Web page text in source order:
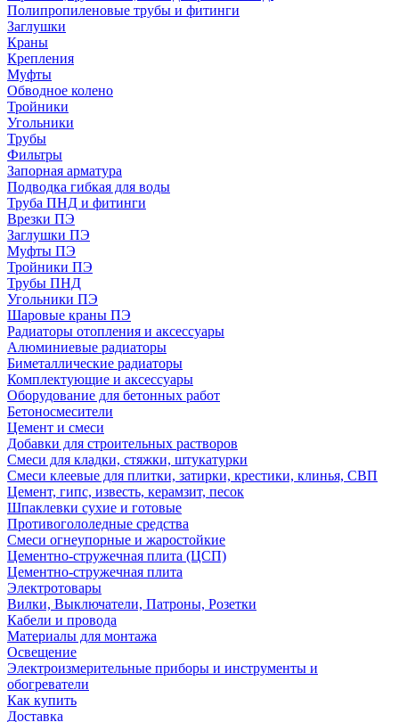
Полипропиленовые трубы и фитинги
Заглушки
Краны
Крепления
Муфты
Обводное колено
Тройники
Угольники
Трубы
Фильтры
Запорная арматура
Подводка гибкая для воды
Труба ПНД и фитинги
Врезки ПЭ
Заглушки ПЭ
Муфты ПЭ
Тройники ПЭ
Трубы ПНД
Угольники ПЭ
Шаровые краны ПЭ
Радиаторы отопления и аксессуары
Алюминиевые радиаторы
Биметаллические радиаторы
Комплектующие и аксессуары
Оборудование для бетонных работ
Бетоносмесители
Цемент и смеси
Добавки для строительных растворов
Смеси для кладки, стяжки, штукатурки
Смеси клеевые для плитки, затирки, крестики, клинья, СВП
Цемент, гипс, известь, керамзит, песок
Шпаклевки сухие и готовые
Противогололедные средства
Смеси огнеупорные и жаростойкие
Цементно-стружечная плита (ЦСП)
Цементно-стружечная плита
Электротовары
Вилки, Выключатели, Патроны, Розетки
Кабели и провода
Материалы для монтажа
Освещение
Электроизмерительные приборы и инструменты и
обогреватели
Как купить
Доставка